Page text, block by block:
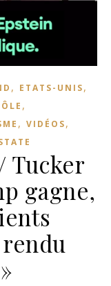
, ETATS-UNIS,
,
, VIDÉOS,
Tucker
gagne,